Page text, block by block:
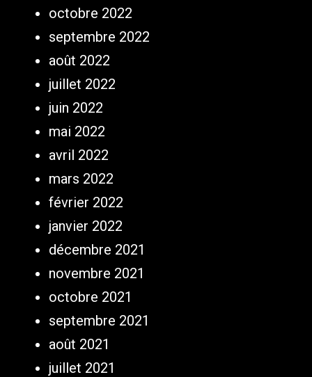
octobre 2022
septembre 2022
août 2022
juillet 2022
juin 2022
mai 2022
avril 2022
mars 2022
février 2022
janvier 2022
décembre 2021
novembre 2021
octobre 2021
septembre 2021
août 2021
juillet 2021